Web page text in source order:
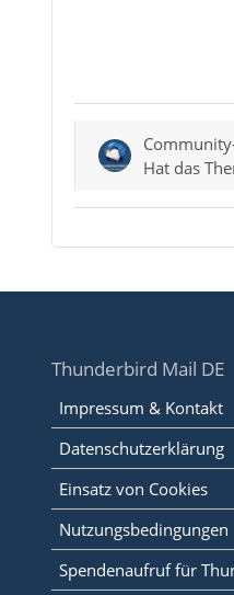
Hat das
Thunderbird Mail DE
Impressum & Kontakt
Datenschutzerklärung
Einsatz von Cookies
Nutzungsbedingungen
Spendenaufruf für